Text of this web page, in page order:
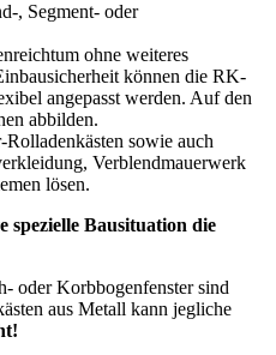
, Segment- oder
ohne weiteres
können die RK-
angepasst werden. Auf den
abbilden.
sowie auch
Verblendmauerwerk
lösen.
spezielle Bausituation die
oder Korbbogenfenster sind
aus Metall kann jegliche